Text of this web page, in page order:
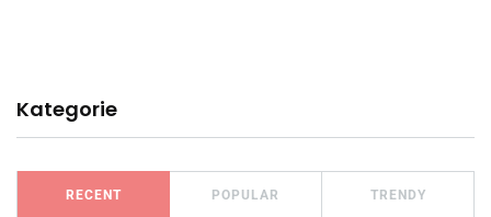
Kategorie
RECENT POPULAR TRENDY